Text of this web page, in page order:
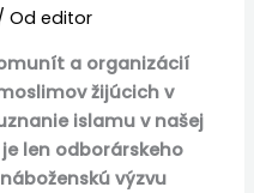
Od editor
a organizácií
žijúcich v
islamu v našej
len odborárskeho
výzvu